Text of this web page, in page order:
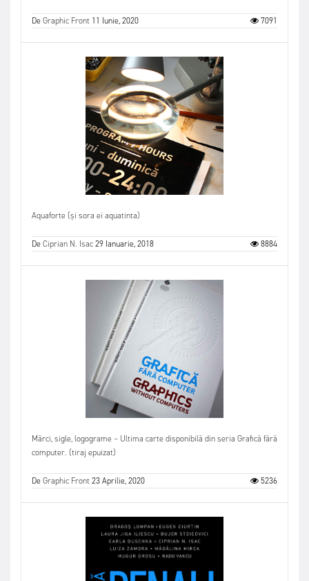
DeGraphic Front 11 Iunie, 2020 7091
Aquaforte (și sora ei aquatinta)
DeCiprian N. Isac29 Ianuarie, 2018 8884
Mărci, sigle, logograme – Ultima carte disponibilă din seria Grafică fără
computer. (tiraj epuizat)
DeGraphic Front23 Aprilie, 2020 5236